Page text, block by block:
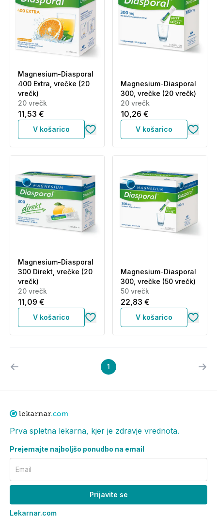
Magnesium-Diasporal
400 Extra, vrečke (20
vrečk)
20 vrečk
11,53 €
V košarico
Magnesium-Diasporal
300, vrečke (20 vrečk)
20 vrečk
10,26 €
V košarico
Magnesium-Diasporal
300 Direkt, vrečke (20
vrečk)
20 vrečk
11,09 €
V košarico
Magnesium-Diasporal
300, vrečke (50 vrečk)
50 vrečk
22,83 €
V košarico
1
Prva spletna lekarna, kjer je zdravje vrednota.
Prejemajte najboljšo ponudbo na email
Email
Prijavite se
Lekarnar.com